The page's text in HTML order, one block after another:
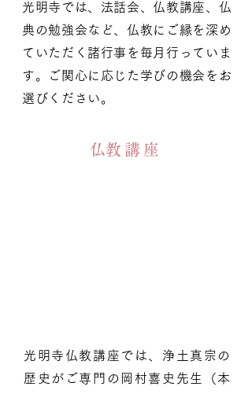
光明寺では、法話会、仏教講座、仏
典の勉強会など、仏教にご縁を深め
ていただく諸行事を毎月行っていま
す。ご関心に応じた学びの機会をお
選びください。
​仏教講座
光明寺仏教講座では、浄土真宗の
歴史がご専門の岡村喜史先生（本